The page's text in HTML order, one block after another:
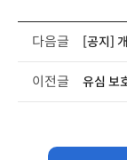
다음글 [공지]
이전글 유심 보